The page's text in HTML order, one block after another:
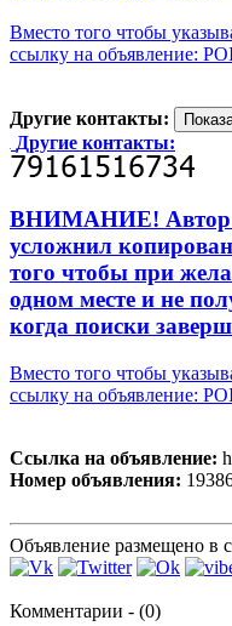
Вместо того чтобы
ссылку на объявление:
Другие контакты:
Другие контакты:
ВНИМАНИЕ! Автор
усложнил
того чтобы при
одном месте и не
когда поиски
Вместо того чтобы
ссылку на объявление:
Ссылка на объявление:
Номер объявления:
Объявление размещено в
Комментарии - (0)